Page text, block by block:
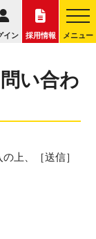
イン 採用情報 メニュー
いて
い合わ
上、［送信］